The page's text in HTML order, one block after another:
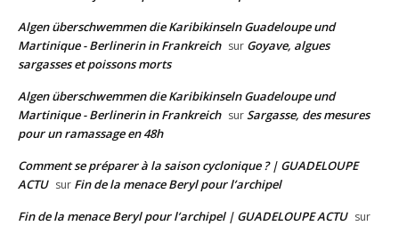
Algen überschwemmen die Karibikinseln Guadeloupe und
Martinique - Berlinerin in Frankreich sur Goyave, algues
sargasses et poissons morts
Algen überschwemmen die Karibikinseln Guadeloupe und
Martinique - Berlinerin in Frankreich surSargasse, des mesures
pour un ramassage en 48h
Comment se préparer à la saison cyclonique ? | GUADELOUPE
ACTU sur Fin de la menace Beryl pour l’archipel
Fin de la menace Beryl pour l’archipel | GUADELOUPE ACTU sur